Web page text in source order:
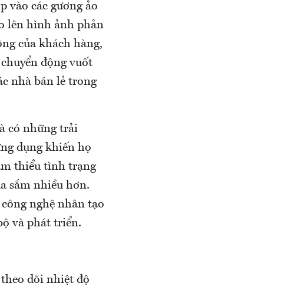
vào các gương ảo
lên hình ảnh phản
của khách hàng,
động vuốt
nhà bán lẻ trong
có những trải
dụng khiến họ
thiểu tình trạng
sắm nhiều hơn.
nghệ nhân tạo
và phát triển.
dõi nhiệt độ